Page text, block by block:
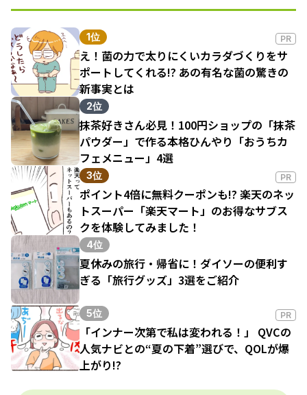
1位 PR
え！菌の力で太りにくいカラダづくりをサ
ポートしてくれる!? あの有名な菌の驚きの
新事実とは
2位
抹茶好きさん必見！100円ショップの「抹茶
パウダー」で作る本格ひんやり「おうちカ
フェメニュー」4選
3位 PR
ポイント4倍に無料クーポンも!? 楽天のネッ
トスーパー「楽天マート」のお得なサブス
クを体験してみました！
4位
夏休みの旅行・帰省に！ダイソーの便利す
ぎる「旅行グッズ」3選をご紹介
5位 PR
「インナー次第で私は変われる！」 QVCの
人気ナビとの“夏の下着”選びで、QOLが爆
上がり!?